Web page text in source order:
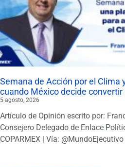
Semana de Acción por el Clima
cuando México decide convertir
5 agosto, 2026
Artículo de Opinión escrito por:
Consejero Delegado de Enlace
COPARMEX | Vía: